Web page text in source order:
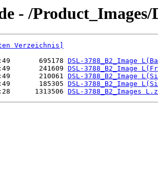
- /Product_Images/
Verzeichnis]
695178 DSL-3788_B2_Image
241609 DSL-3788_B2_Image
210061 DSL-3788_B2_Image
185305 DSL-3788_B2_Image
1313506 DSL-3788_B2_Images